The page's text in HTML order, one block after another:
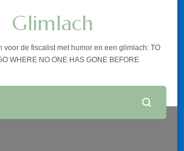
Glimlach
voor de fiscalist met humor en een glimlach: TO
WHERE NO ONE HAS GONE BEFORE